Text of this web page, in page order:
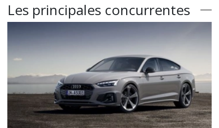
Les principales concurrentes